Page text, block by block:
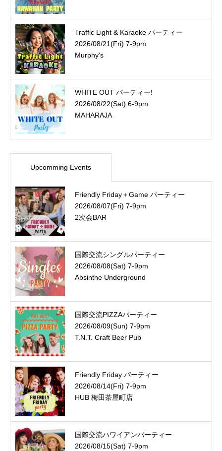
Traffic Light & Karaoke パーティー
2026/08/21(Fri) 7-9pm
Murphy's
WHITE OUT パーティー!
2026/08/22(Sat) 6-9pm
MAHARAJA
Upcomming Events
Friendly Friday＋Game パーティー
2026/08/07(Fri) 7-9pm
2次会BAR
国際交流シングルパーティー
2026/08/08(Sat) 7-9pm
Absinthe Underground
国際交流PIZZAパーティー
2026/08/09(Sun) 7-9pm
T.N.T. Craft Beer Pub
Friendly Friday パーティー
2026/08/14(Fri) 7-9pm
HUB 梅田茶屋町店
国際交流ハワイアンパーティー
2026/08/15(Sat) 7-9pm